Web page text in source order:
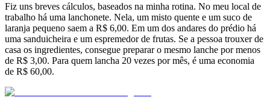
Fiz uns breves cálculos, baseados na minha rotina. No meu local de
trabalho há uma lanchonete. Nela, um misto quente e um suco de
laranja pequeno saem a R$ 6,00. Em um dos andares do prédio há
uma sanduicheira e um espremedor de frutas. Se a pessoa trouxer de
casa os ingredientes, consegue preparar o mesmo lanche por menos
de R$ 3,00. Para quem lancha 20 vezes por mês, é uma economia
de R$ 60,00.